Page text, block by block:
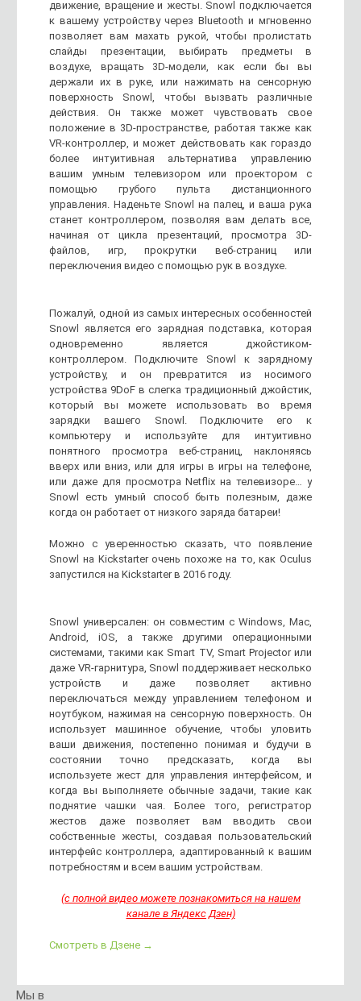
движение, вращение и жесты. Snowl подключается
к вашему устройству через Bluetooth и мгновенно
позволяет вам махать рукой, чтобы пролистать
слайды презентации, выбирать предметы в
воздухе, вращать 3D-модели, как если бы вы
держали их в руке, или нажимать на сенсорную
поверхность Snowl, чтобы вызвать различные
действия. Он также может чувствовать свое
положение в 3D-пространстве, работая также как
VR-контроллер, и может действовать как гораздо
более интуитивная альтернатива управлению
вашим умным телевизором или проектором с
помощью грубого пульта дистанционного
управления. Наденьте Snowl на палец, и ваша рука
станет контроллером, позволяя вам делать все,
начиная от цикла презентаций, просмотра 3D-
файлов, игр, прокрутки веб-страниц или
переключения видео с помощью рук в воздухе.
Пожалуй, одной из самых интересных особенностей
Snowl является его зарядная подставка, которая
одновременно является джойстиком-
контроллером. Подключите Snowl к зарядному
устройству, и он превратится из носимого
устройства 9DoF в слегка традиционный джойстик,
который вы можете использовать во время
зарядки вашего Snowl. Подключите его к
компьютеру и используйте для интуитивно
понятного просмотра веб-страниц, наклоняясь
вверх или вниз, или для игры в игры на телефоне,
или даже для просмотра Netflix на телевизоре… у
Snowl есть умный способ быть полезным, даже
когда он работает от низкого заряда батареи!
Можно с уверенностью сказать, что появление
Snowl на Kickstarter очень похоже на то, как Oculus
запустился на Kickstarter в 2016 году.
Snowl универсален: он совместим с Windows, Mac,
Android, iOS, а также другими операционными
системами, такими как Smart TV, Smart Projector или
даже VR-гарнитура, Snowl поддерживает несколько
устройств и даже позволяет активно
переключаться между управлением телефоном и
ноутбуком, нажимая на сенсорную поверхность. Он
использует машинное обучение, чтобы уловить
ваши движения, постепенно понимая и будучи в
состоянии точно предсказать, когда вы
используете жест для управления интерфейсом, и
когда вы выполняете обычные задачи, такие как
поднятие чашки чая. Более того, регистратор
жестов даже позволяет вам вводить свои
собственные жесты, создавая пользовательский
интерфейс контроллера, адаптированный к вашим
потребностям и всем вашим устройствам.
(с полной видео можете познакомиться на нашем
канале в Яндекс Дзен)
Смотреть в Дзене →
Мы в